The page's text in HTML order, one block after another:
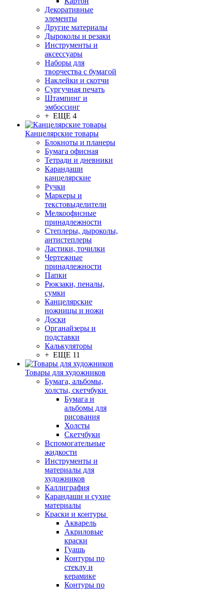
Декоративные
элементы
Другие материалы
Дыроколы и резаки
Инструменты и
аксессуары
Наборы для
творчества с бумагой
Наклейки и скотчи
Сургучная печать
Штампинг и
эмбоссинг
+ ЕЩЕ 4
Канцелярские товары
Блокноты и планеры
Бумага офисная
Тетради и дневники
Карандаши
канцелярские
Ручки
Маркеры и
текстовыделители
Мелкоофисные
принадлежности
Степлеры, дыроколы,
антистеплеры
Ластики, точилки
Чертежные
принадлежности
Папки
Рюкзаки, пеналы,
сумки
Канцелярские
ножницы и ножи
Доски
Органайзеры и
подставки
Калькуляторы
+ ЕЩЕ 11
Товары для художников
Бумага, альбомы,
холсты, скетчбуки
Бумага и
альбомы для
рисования
Холсты
Скетчбуки
Вспомогательные
жидкости
Инструменты и
материалы для
художников
Каллиграфия
Карандаши и сухие
материалы
Краски и контуры
Акварель
Акриловые
краски
Гуашь
Контуры по
стеклу и
керамике
Контуры по